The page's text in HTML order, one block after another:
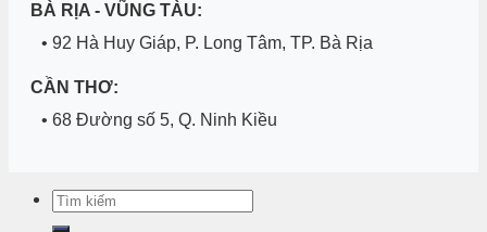
BÀ RỊA - VŨNG TÀU:
• 92 Hà Huy Giáp, P. Long Tâm, TP. Bà Rịa
CẦN THƠ:
• 68 Đường số 5, Q. Ninh Kiều